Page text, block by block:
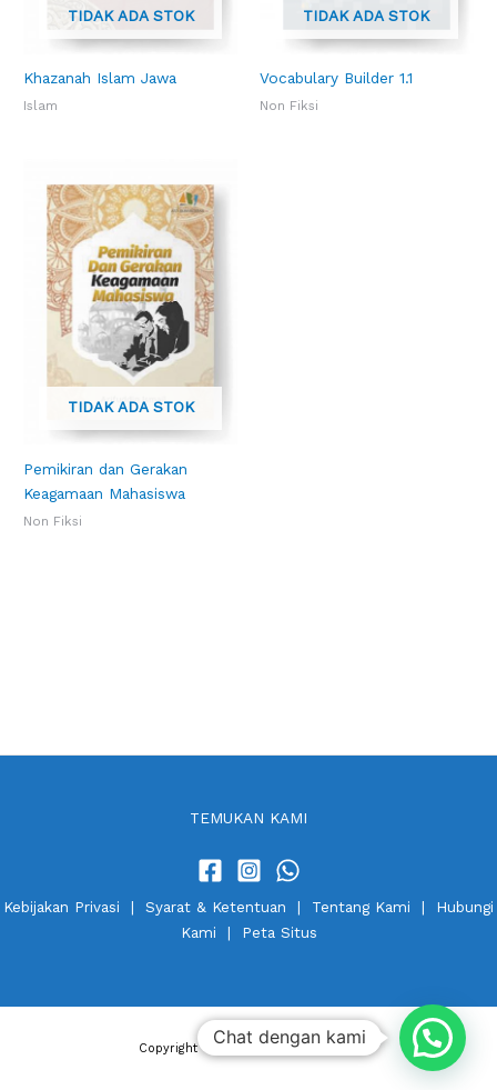
TIDAK ADA STOK
Khazanah Islam Jawa
Islam
TIDAK ADA STOK
Vocabulary Builder 1.1
Non Fiksi
TIDAK ADA STOK
Pemikiran dan Gerakan
Keagamaan Mahasiswa
Non Fiksi
TEMUKAN KAMI
Kebijakan Privasi Syarat & Ketentuan Tentang Kami
Hubungi
Kami
Peta Situs
Copyright © 2026 Arti Bumi Intaran
Chat dengan kami